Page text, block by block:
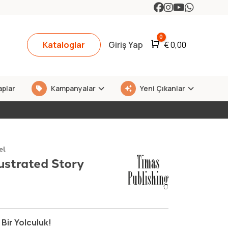
Kataloglar Giriş Yap Araba
0
€0,00
Kampanyalar Yeni Çıkanlar
Story
Bir Yolculuk!